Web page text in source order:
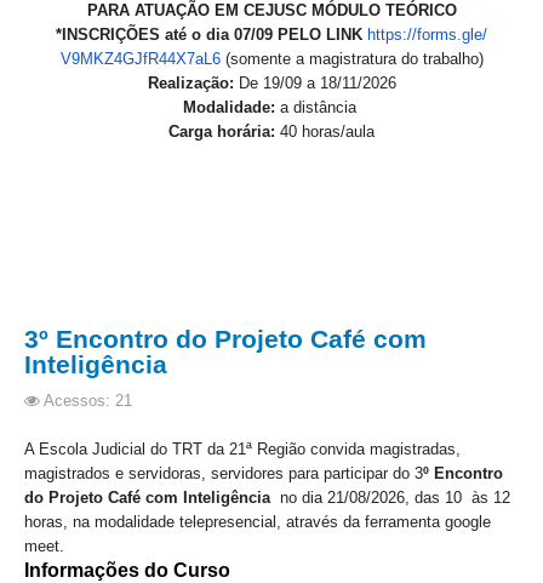
Juízes Substitutos
Diretores
Comissão de Ética
Comitê de Priorização do Primeiro Grau
Comitê de Gestão de Pessoas
Comissão de Vitaliciamento
Servidores
PARA ATUAÇÃO EM CEJUSC MÓDULO TEÓRICO
*INSCRIÇÕES até o dia 07/09 PELO LINK https://forms.gle/
V9MKZ4GJfR44X7aL6(somente a magistratura do trabalho)
Realização: De 19/09 a 18/11/2026
Modalidade: a distância
Carga horária: 40 horas/aula
3º Encontro do Projeto Café com
Inteligência
Acessos: 21
A Escola Judicial do TRT da 21ª Região convida magistradas,
magistrados e servidoras, servidores para participar do 3º Encontro
do Projeto Café com Inteligência no dia 21/08/2026, das 10 às 12
horas, na modalidade telepresencial, através da ferramenta google
meet.
Informações do Curso